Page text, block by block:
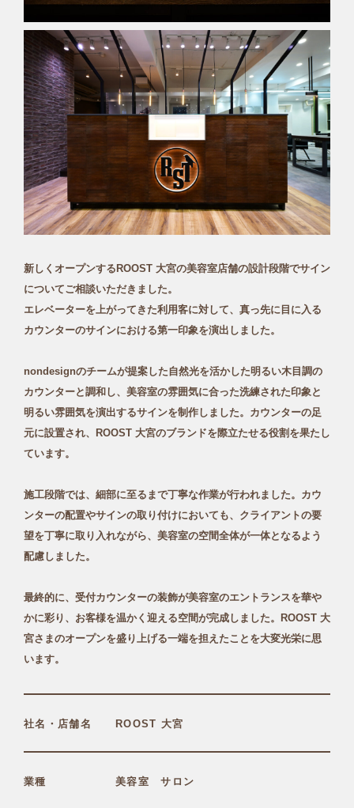
新しくオープンするROOST 大宮の美容室店舗の設計段階でサイン
についてご相談いただきました。
エレベーターを上がってきた利用客に対して、真っ先に目に入る
カウンターのサインにおける第一印象を演出しました。
nondesignのチームが提案した自然光を活かした明るい木目調の
カウンターと調和し、美容室の雰囲気に合った洗練された印象と
明るい雰囲気を演出するサインを制作しました。カウンターの足
元に設置され、ROOST 大宮のブランドを際立たせる役割を果たし
ています。
施工段階では、細部に至るまで丁寧な作業が行われました。カウ
ンターの配置やサインの取り付けにおいても、クライアントの要
望を丁寧に取り入れながら、美容室の空間全体が一体となるよう
配慮しました。
最終的に、受付カウンターの装飾が美容室のエントランスを華や
かに彩り、お客様を温かく迎える空間が完成しました。ROOST 大
宮さまのオープンを盛り上げる一端を担えたことを大変光栄に思
います。
社名・店舗名 ROOST 大宮
業種 美容室 サロン